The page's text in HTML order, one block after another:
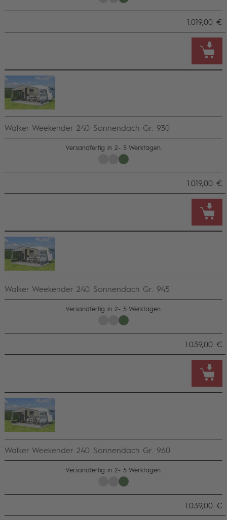
1.019,00 €
Walker Weekender 240 Sonnendach Gr. 930
Versandfertig in 2- 5 Werktagen.
1.019,00 €
Walker Weekender 240 Sonnendach Gr. 945
Versandfertig in 2- 5 Werktagen.
1.039,00 €
Walker Weekender 240 Sonnendach Gr. 960
Versandfertig in 2- 5 Werktagen.
1.039,00 €